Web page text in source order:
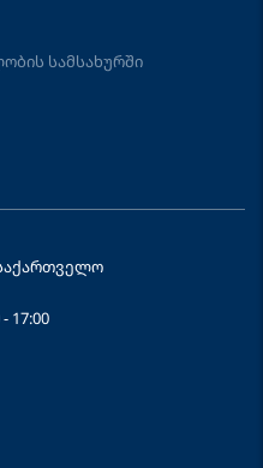
სამსახურში
17:00